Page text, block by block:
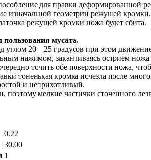
для правки деформированной
изначальной геометрии режущей
режущей кромки ножа будет сбита.
мусата.
углом 20—25 градусов при этом
нажимом, заканчиваясь острием
точить обе поверхности ножа,
тоненькая кромка исчезла после
и неприхотливый.
поэтому мелкие частички сточенного
0.22
30.00
1